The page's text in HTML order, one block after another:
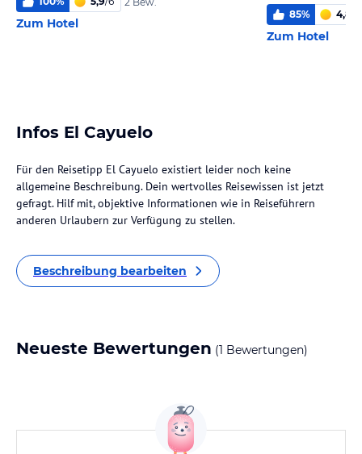
Zum Hotel
85% 4,8
Zum Hotel
Infos El Cayuelo
Für den Reisetipp El Cayuelo existiert leider noch keine
allgemeine Beschreibung. Dein wertvolles Reisewissen ist jetzt
gefragt. Hilf mit, objektive Informationen wie in Reiseführern
anderen Urlaubern zur Verfügung zu stellen.
Beschreibung bearbeiten
Neueste Bewertungen (1 Bewertungen)